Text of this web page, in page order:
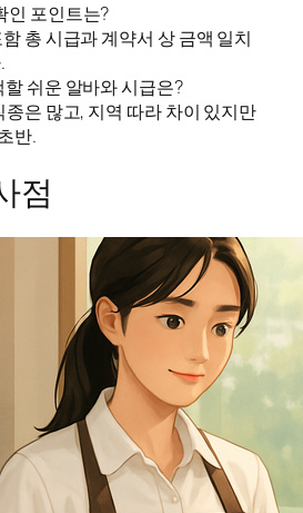
인 포인트는?
총 시급과 계약서 상 금액 일치
쉬운 알바와 시급은?
종은 많고, 지역 따라 차이 있지만
반.
점